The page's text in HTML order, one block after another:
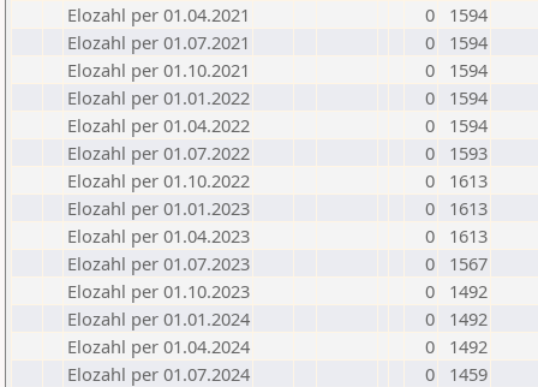
Elozahl per 01.04.2021
0
1594
Elozahl per 01.07.2021
0
1594
Elozahl per 01.10.2021
0
1594
Elozahl per 01.01.2022
0
1594
Elozahl per 01.04.2022
0
1594
Elozahl per 01.07.2022
0
1593
Elozahl per 01.10.2022
0
1613
Elozahl per 01.01.2023
0
1613
Elozahl per 01.04.2023
0
1613
Elozahl per 01.07.2023
0
1567
Elozahl per 01.10.2023
0
1492
Elozahl per 01.01.2024
0
1492
Elozahl per 01.04.2024
0
1492
Elozahl per 01.07.2024
0
1459